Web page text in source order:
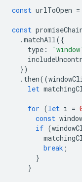
const urlToOpen =
const
.matchAll({
type : 'window'
})
. then((
let
for (let i =
const
if (
break ;
}
}